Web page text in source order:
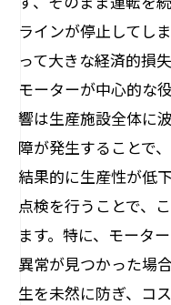
ラインが停止してし
って大きな経済的損
モーターが中心的な
響は生産施設全体に
障が発生することで
結果的に生産性が低
点検を行うことで、
ます。特に、モータ
異常が見つかった場
生を未然に防ぎ、コ